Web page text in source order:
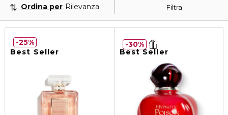
Filtra
Ordina per Rilevanza
Best Seller
25%
Best Seller
30%